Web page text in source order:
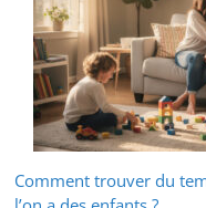
Comment trouver du